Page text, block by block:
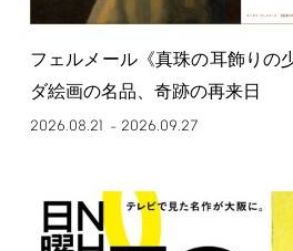
フェルメール《真珠の耳飾りの
ダ絵画の名品、奇跡の再来日
2026.08.21 – 2026.09.27